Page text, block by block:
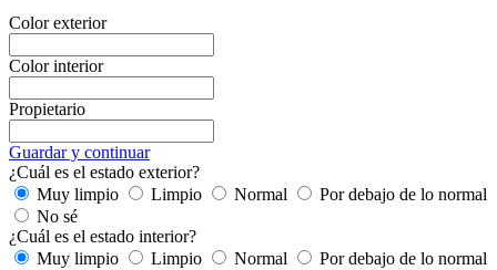
Color exterior
Color interior
Propietario
Guardar y continuar
¿Cuál es el estado exterior?
Muy limpio
Limpio Normal
Por debajo de lo normal
No sé
¿Cuál es el estado interior?
Muy limpio
Limpio Normal
Por debajo de lo normal